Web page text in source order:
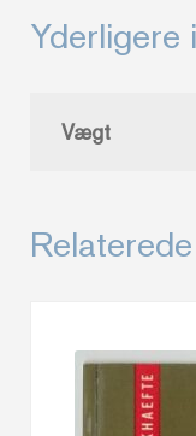
Yderligere
Vægt